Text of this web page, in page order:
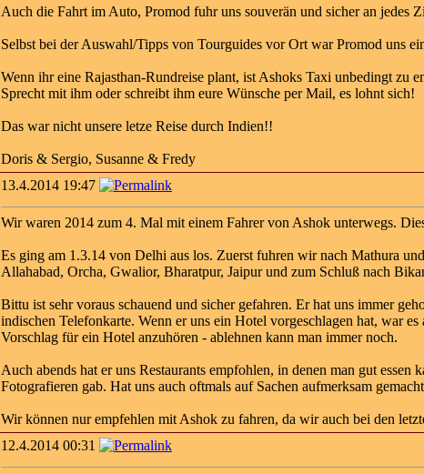
Auch die Fahrt im Auto, Promod fuhr uns souverän und sicher an jedes
Selbst bei der Auswahl/Tipps von Tourguides vor Ort war Promod uns
Wenn ihr eine Rajasthan-Rundreise plant, ist Ashoks Taxi unbedingt zu
Sprecht mit ihm oder schreibt ihm eure Wünsche per Mail, es lohnt sich!
Das war nicht unsere letze Reise durch Indien!!
Doris & Sergio, Susanne & Fredy
13.4.2014 19:47
Wir waren 2014 zum 4. Mal mit einem Fahrer von Ashok unterwegs.
Es ging am 1.3.14 von Delhi aus los. Zuerst fuhren wir nach Mathura
Allahabad, Orcha, Gwalior, Bharatpur, Jaipur und zum Schluß nach
Bittu ist sehr voraus schauend und sicher gefahren. Er hat uns immer
indischen Telefonkarte. Wenn er uns ein Hotel vorgeschlagen hat, war
Vorschlag für ein Hotel anzuhören - ablehnen kann man immer noch.
Auch abends hat er uns Restaurants empfohlen, in denen man gut essen
Fotografieren gab. Hat uns auch oftmals auf Sachen aufmerksam
Wir können nur empfehlen mit Ashok zu fahren, da wir auch bei den
12.4.2014 00:31